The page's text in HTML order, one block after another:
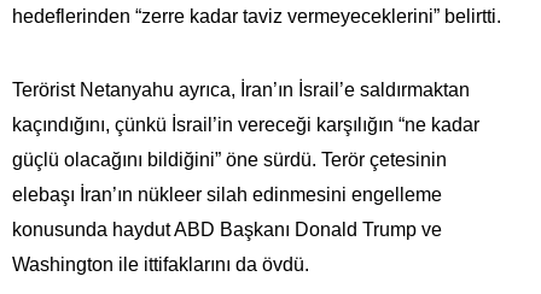
hedeflerinden “zerre kadar taviz vermeyeceklerini” belirtti.
Terörist Netanyahu ayrıca, İran’ın İsrail’e saldırmaktan
kaçındığını, çünkü İsrail’in vereceği karşılığın “ne kadar
güçlü olacağını bildiğini” öne sürdü. Terör çetesinin
elebaşı İran’ın nükleer silah edinmesini engelleme
konusunda haydut ABD Başkanı Donald Trump ve
Washington ile ittifaklarını da övdü.